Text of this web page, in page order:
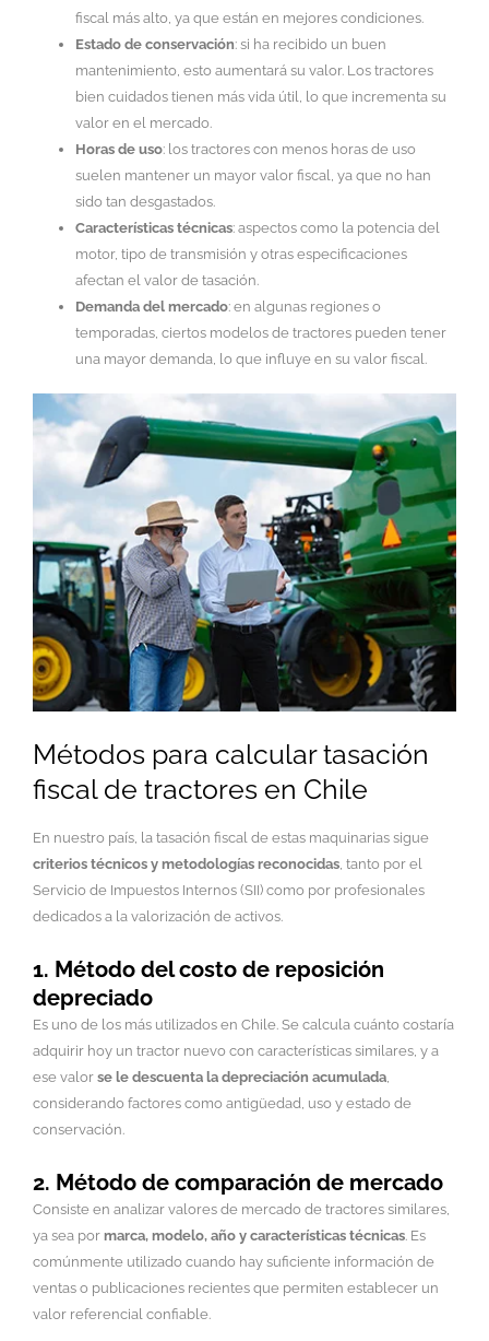
fiscal más alto, ya que están en mejores condiciones.
Estado de conservación: si ha recibido un buen
mantenimiento, esto aumentará su valor. Los tractores
bien cuidados tienen más vida útil, lo que incrementa su
valor en el mercado.
Horas de uso: los tractores con menos horas de uso
suelen mantener un mayor valor fiscal, ya que no han
sido tan desgastados.
Características técnicas: aspectos como la potencia del
motor, tipo de transmisión y otras especificaciones
afectan el valor de tasación.
Demanda del mercado: en algunas regiones o
temporadas, ciertos modelos de tractores pueden tener
una mayor demanda, lo que influye en su valor fiscal.
Métodos para calcular tasación
fiscal de tractores en Chile
En nuestro país, la tasación fiscal de estas maquinarias sigue
criterios técnicos y metodologías reconocidas, tanto por el
Servicio de Impuestos Internos (SII) como por profesionales
dedicados a la valorización de activos.
1. Método del costo de reposición
depreciado
Es uno de los más utilizados en Chile. Se calcula cuánto costaría
adquirir hoy un tractor nuevo con características similares, y a
ese valor se le descuenta la depreciación acumulada,
considerando factores como antigüedad, uso y estado de
conservación.
2. Método de comparación de mercado
Consiste en analizar valores de mercado de tractores similares,
ya sea por marca, modelo, año y características técnicas . Es
comúnmente utilizado cuando hay suficiente información de
ventas o publicaciones recientes que permiten establecer un
valor referencial confiable.